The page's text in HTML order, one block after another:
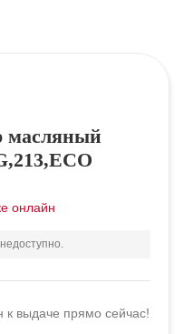
масляный
к выдаче прямо сейчас!